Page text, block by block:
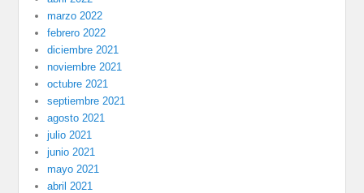
marzo 2022
febrero 2022
diciembre 2021
noviembre 2021
octubre 2021
septiembre 2021
agosto 2021
julio 2021
junio 2021
mayo 2021
abril 2021